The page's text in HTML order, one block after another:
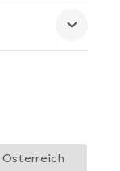
Österreich